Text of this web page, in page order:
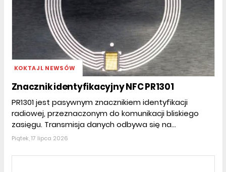
KOKTAJL NEWSÓW
Znacznik identyfikacyjny NFC PR1301
PR1301 jest pasywnym znacznikiem identyfikacji
radiowej, przeznaczonym do komunikacji bliskiego
zasięgu. Transmisja danych odbywa się na...
Piątek, 17 lipca 2026